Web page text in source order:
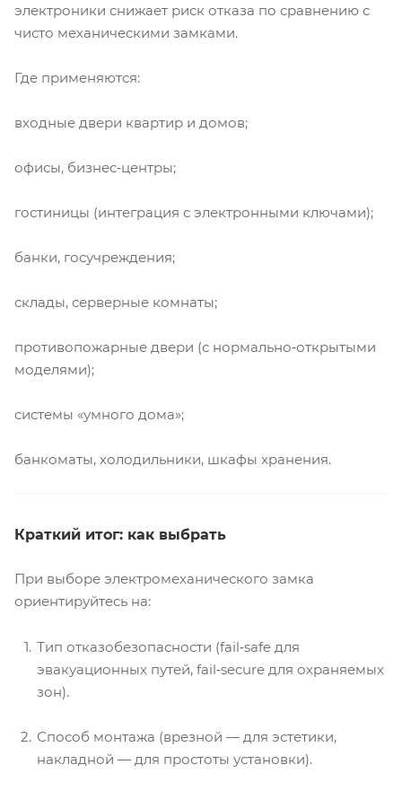
электроники снижает риск отказа по сравнению с
чисто механическими замками.
Где применяются:
входные двери квартир и домов;
офисы, бизнес‑центры;
гостиницы (интеграция с электронными ключами);
банки, госучреждения;
склады, серверные комнаты;
противопожарные двери (с нормально‑открытыми
моделями);
системы «умного дома»;
банкоматы, холодильники, шкафы хранения.
Краткий итог: как выбрать
При выборе электромеханического замка
ориентируйтесь на:
Тип отказобезопасности (fail‑safe для
эвакуационных путей, fail‑secure для охраняемых
зон).
Способ монтажа (врезной — для эстетики,
накладной — для простоты установки).